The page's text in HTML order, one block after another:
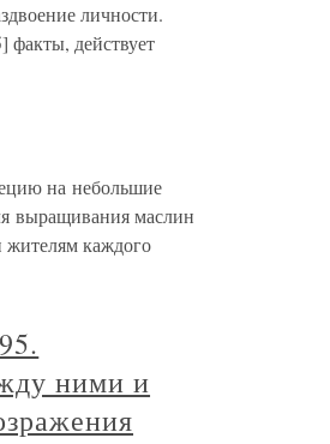
личности.
факты, действует
на небольшие
выращивания маслин
жителям каждого
ними и